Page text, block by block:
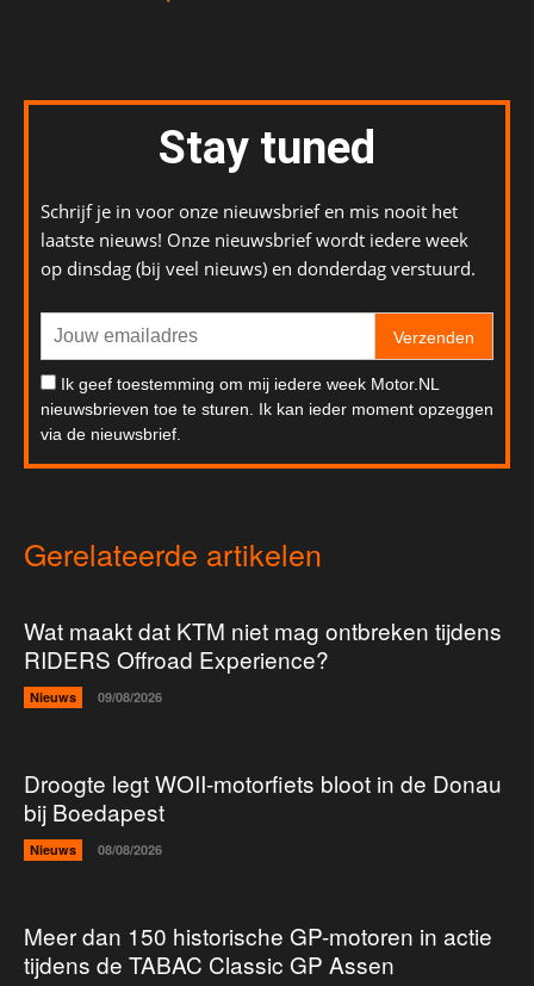
Stay tuned
Schrijf je in voor onze nieuwsbrief en mis nooit het
laatste nieuws! Onze nieuwsbrief wordt iedere week
op dinsdag (bij veel nieuws) en donderdag verstuurd.
Verzenden
Ik geef toestemming om mij iedere week Motor.NL
nieuwsbrieven toe te sturen. Ik kan ieder moment opzeggen
via de nieuwsbrief.
Gerelateerde artikelen
Wat maakt dat KTM niet mag ontbreken tijdens
RIDERS Offroad Experience?
Nieuws 09/08/2026
Droogte legt WOII-motorfiets bloot in de Donau
bij Boedapest
Nieuws 08/08/2026
Meer dan 150 historische GP-motoren in actie
tijdens de TABAC Classic GP Assen